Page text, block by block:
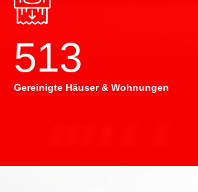
514
Gereinigte Häuser & Wohnungen